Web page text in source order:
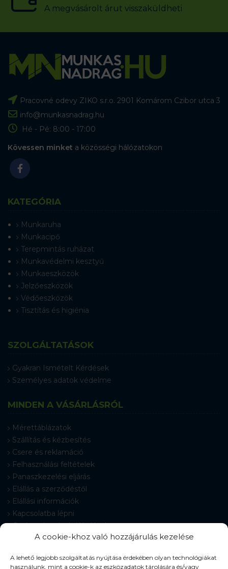
A cookie-khoz való hozzájárulás kezelése
A lehető legjobb szolgáltatás nyújtása érdekében olyan technológiákat
használunk, mint a cookie-k az eszközadatok tárolására és/vagy
A megvásárolt árut visszaküldheti
Pracovné odevy ZIKO s.r.o. 2901 Komárom Czibor utca 3
info@munkasnadrag.hu
Hé - Pé: 8:00 - 17:00
Kövessen minket a közösségi hálózatokon
KATEGÓRIA
Munkaruha
Munkacipő
Terepmintás ruházat
Munkavédelmi kesztyű
Munkaeszközök
Jelzőeszközök
Védőeszközök
Tisztítás és higiénia
SZOLGÁLTATÁSOK
Gyakran Ismételt Kérdések
Személyes adatok védelme
MINDEN A VÁSÁRLÁSRÓL
Mérettáblázatok
Szállítás és kézbesítés
Csere és reklamáció
Felhasználási feltételek
Panaszkezelési eljárás
Elállás a szerződéstől
Elállási információk
Kapcsolatba lépni
Gyakran Ismételt Kérdések
Cookie-beállítások